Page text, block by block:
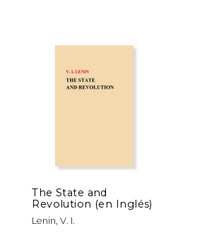
$ 16.96
The State and
Revolution (en Inglés)
Lenin, V. I.